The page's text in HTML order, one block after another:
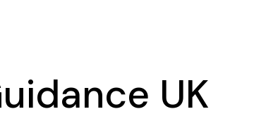
UK